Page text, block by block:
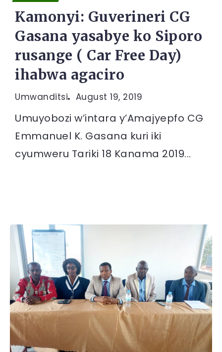
Kamonyi: Guverineri CG
Gasana yasabye ko Siporo
rusange ( Car Free Day)
ihabwa agaciro
Umwanditsi August 19, 2019
Umuyobozi w’intara y’Amajyepfo CG
Emmanuel K. Gasana kuri iki
cyumweru Tariki 18 Kanama 2019...